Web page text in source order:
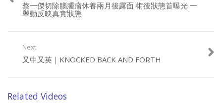
蔡一傑切除腦腫瘤休養兩月後露面 術後狀態首曝光 一
舉動反映真實狀態
Next
又中又英｜KNOCKED BACK AND FORTH
Related Videos